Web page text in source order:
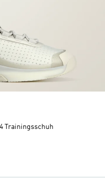
Trainingsschuh